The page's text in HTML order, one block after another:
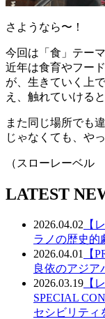
さようなら〜！
今回は「食」テー
近年は食育やフー
が、生きていく上
え、触れていける
また同じ場所でも
じゃなくても、や
（スローレーベル
LATEST
2026.04.02 【
ラノの歴史的
2026.04.01
【
良依のアジア
2026.03.19 【
SPECIAL
セシビリティ